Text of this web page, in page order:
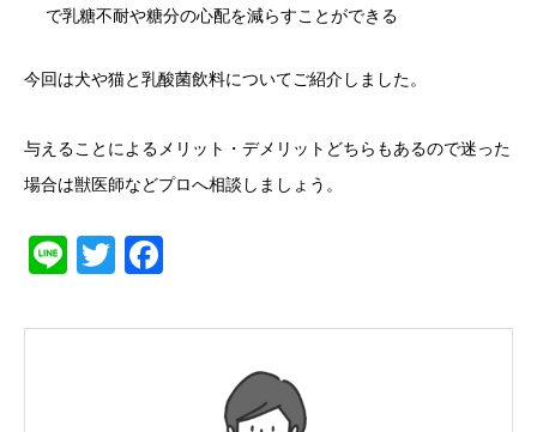
で乳糖不耐や糖分の心配を減らすことができる
今回は犬や猫と乳酸菌飲料についてご紹介しました。
与えることによるメリット・デメリットどちらもあるので迷った
場合は獣医師などプロへ相談しましょう。
LineTwitter